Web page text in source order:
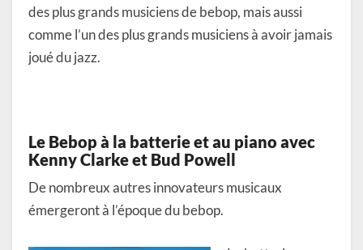
des plus grands musiciens de bebop, mais aussi
comme l’un des plus grands musiciens à avoir jamais
joué du jazz.
Le Bebop à la batterie et au piano avec
Kenny Clarke et Bud Powell
De nombreux autres innovateurs musicaux
émergeront à l’époque du bebop.